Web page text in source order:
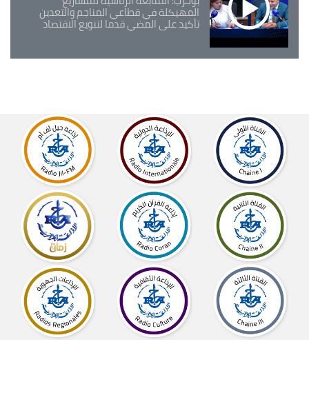
المهيكلة في قطاعي المناجم والتعدين
تأكيد على المضي قدما لتنويع الاقتصاد